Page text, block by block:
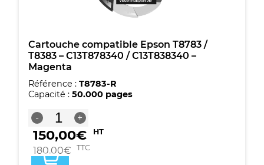
Cartouche compatible Epson T8783 /
T8383 – C13T878340 / C13T838340 –
Magenta
Référence : T8783-R
Capacité : 50.000 pages
-
quantité
de
Cartouche
compatible
Epson
+
150,00€ HT
180,00€ TTC